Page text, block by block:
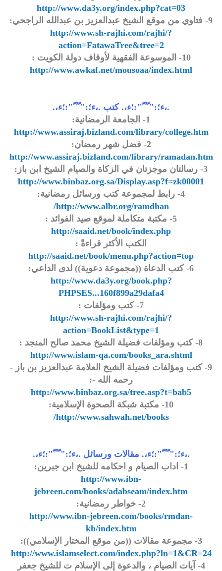
http://www.da3y.org/index.php?cat=03
9- فتاوي من موقع الشيخ عبدالعزيز بن عبدالله الراجحي:
http://www.sh-rajhi.com/rajhi/?
action=FatawaTree&tree=2
10- الموسوعة الفقهية لأوقاف دولة الكويت :
http://www.awkaf.net/mousoaa/index.html
.،ء؛:" ّ ْ ّ":؛ء،. كتب .،ء؛:" ّ ْ ّ":؛ء،.
1- الجامعة الرمضانية:
http://www.assiraj.bizland.com/library/college.htm
2- فضل شهر رمضان:
http://www.assiraj.bizland.com/library/ramadan.htm
3- رسالتان موجزتان في الزكاة والصيام الشيخ ابن باز:
http://www.binbaz.org.sa/Display.asp?f=zk00001
4- رابط لمجموعة كتب ورسائل رمضانية:
http://www.albr.org/ramdhan/
5- مكتبة متكاملة لموقع صيد الفوائد :
http://saaid.net/book/index.php
الكتب الأكثر قراءةً :
http://saaid.net/book/menu.php?action=top
6- كتب الدعاة ((مجموعة دعوية)) لدى الداعي:
http://www.da3y.org/book.php?
PHPSES...160f899a29dafa4
7- كتب ومؤلفات :
http://www.sh-rajhi.com/rajhi/?
action=BookList&type=1
8- كتب ومؤلفات فضيلة الشيخ محمد صالح المنجد :
http://www.islam-qa.com/books_ara.shtml
9- كتب ومؤلفات فضيلة الشيخ العلامة عبدالعزيز بن باز -
رحمه الله -:
http://www.binbaz.org.sa/tree.asp?t=bab5
10- مكتبة شبكة الصحوة الإسلامية:
http://www.sahwah.net/books/
.،ء؛:" ّ ْ ّ":؛ء،. مقالات ورسائل .،ء؛:" ّ ْ ّ":؛ء،.
1- اداب الصيام و احكامه للشيخ ابن جبرين:
http://www.ibn-
jebreen.com/books/adabseam/index.htm
2- خواطر رمضانية:
http://www.ibn-jebreen.com/books/rmdan-
kh/index.htm
3- مجموعة مقالات ((من موقع المختار الإسلامي)):
http://www.islamselect.com/index.php?ln=1&CR=24
4- آيات الصيام ، والدعوة إلى الإسلام ت للشيخ جعفر